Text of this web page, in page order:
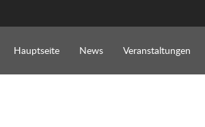
Hauptseite News Veranstaltungen